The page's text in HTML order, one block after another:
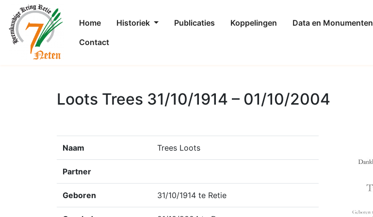
Home Historiek Publicaties Koppelingen Data en Monumenten
Contact
Loots Trees 31/10/1914 – 01/10/2004
Naam Trees Loots
Partner
Geboren 31/10/1914 te Retie